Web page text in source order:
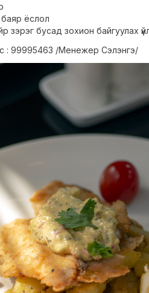
ёслол
зэрэг бусад зохион байгуулах
: 99995463 /Менежер Сэлэнгэ/